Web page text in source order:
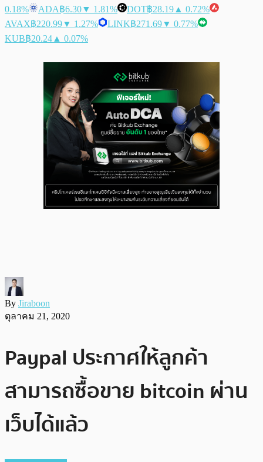
0.18%
ADA฿6.30▼ 1.81% DOT฿28.19 ▲ 0.72%
AVAX฿220.99▼ 1.27% LINK฿271.69▼ 0.77%
KUB฿20.24 ▲ 0.07%
By Jiraboon
ตุลาคม 21, 2020
Paypal ประกาศให้ลูกค้า
สามารถซื้อขาย bitcoin ผ่าน
เว็บได้แล้ว